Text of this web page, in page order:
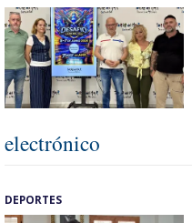
electrónico
DEPORTES